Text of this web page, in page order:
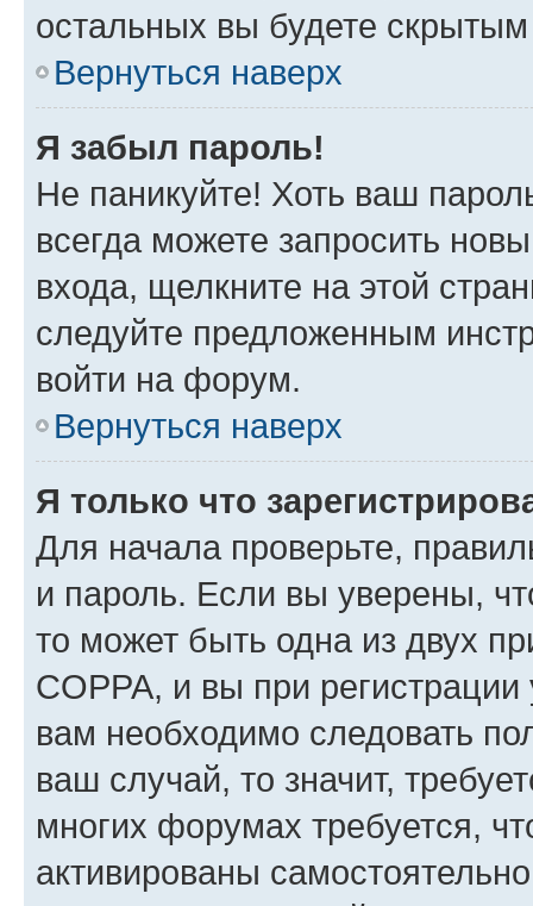
остальных вы будете
Вернуться наверх
Я забыл пароль!
Не паникуйте! Хоть ваш
всегда можете запросить
входа, щелкните на этой
следуйте предложенным
войти на форум.
Вернуться наверх
Я только что
Для начала проверьте,
и пароль. Если вы уверены,
то может быть одна из двух
COPPA, и вы при
вам необходимо следовать
ваш случай, то значит,
многих форумах требуется,
активированы